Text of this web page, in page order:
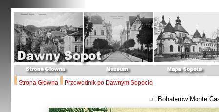
Strona Główna Przewodnik po Dawnym Sopocie
ul. Bohaterów Monte